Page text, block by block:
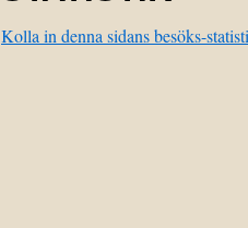
Kolla in denna sidans besöks-